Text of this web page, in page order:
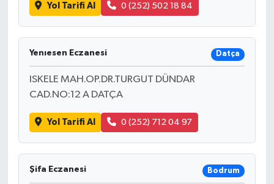
Yol Tarifi Al 0 (252) 502 18 84
Yenıesen Eczanesi Datça
ISKELE MAH.OP.DR.TURGUT DÜNDAR
CAD.NO:12 A DATÇA
Yol Tarifi Al 0 (252) 712 04 97
Şifa Eczanesi Bodrum